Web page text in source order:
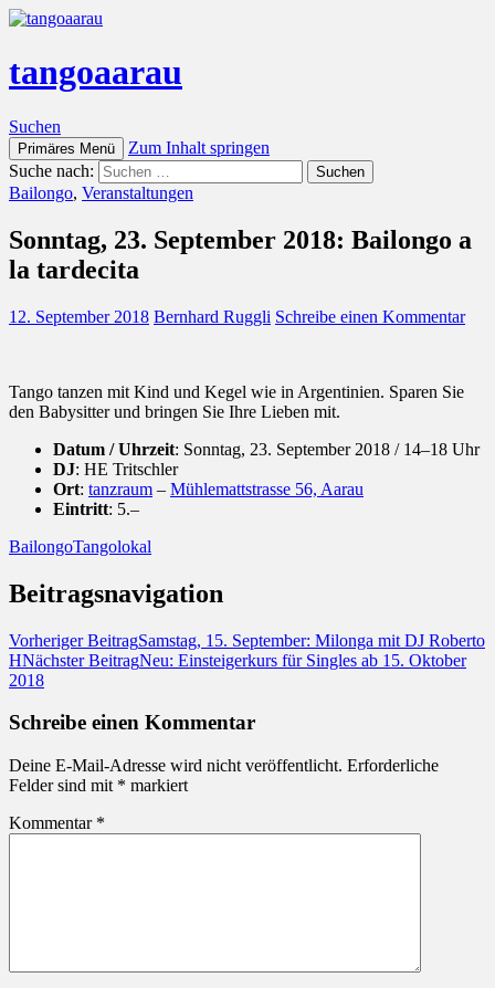
tangoaarau
Suchen
Primäres Menü
Zum Inhalt springen
Suche nach:
Bailongo, Veranstaltungen
Sonntag, 23. September 2018: Bailongo a
la tardecita
12. September 2018 Bernhard Ruggli Schreibe einen Kommentar
Tango tanzen mit Kind und Kegel wie in Argentinien. Sparen Sie
den Babysitter und bringen Sie Ihre Lieben mit.
Datum / Uhrzeit: Sonntag, 23. September 2018 / 14–18 Uhr
DJ: HE Tritschler
Ort: tanzraum – Mühlemattstrasse 56, Aarau
Eintritt: 5.–
BailongoTangolokal
Beitragsnavigation
Vorheriger BeitragSamstag, 15. September: Milonga mit DJ Roberto
HNächster BeitragNeu: Einsteigerkurs für Singles ab 15. Oktober
2018
Schreibe einen Kommentar
Deine E-Mail-Adresse wird nicht veröffentlicht. Erforderliche
Felder sind mit * markiert
Kommentar *